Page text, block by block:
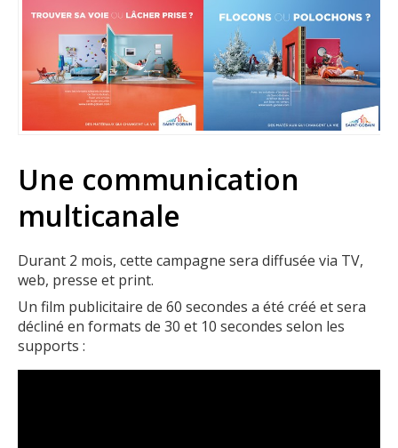
Une communication
multicanale
Durant 2 mois, cette campagne sera diffusée via TV,
web, presse et print.
Un film publicitaire de 60 secondes a été créé et sera
décliné en formats de 30 et 10 secondes selon les
supports :